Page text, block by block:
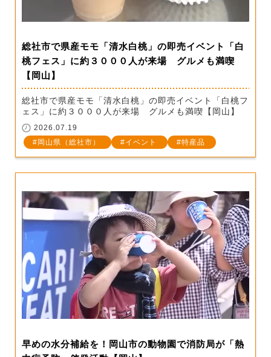
総社市で県産モモ「清水白桃」の即売イベント「白
桃フェス」に約３０００人が来場 グルメも満喫
【岡山】
総社市で県産モモ「清水白桃」の即売イベント「白桃フ
ェス」に約３０００人が来場 グルメも満喫【岡山】
2026.07.19
岡山県（総社市）
イベント 特産品
早めの水分補給を！岡山市の動物園で消防局が「熱